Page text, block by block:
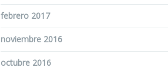
febrero 2017
noviembre 2016
octubre 2016